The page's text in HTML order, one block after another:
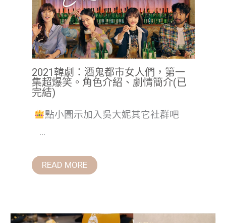
2021韓劇：酒鬼都市女人們，第一
集超爆笑。角色介紹、劇情簡介(已
完結)
點小圖示加入吳大妮其它社群吧
...
READ MORE